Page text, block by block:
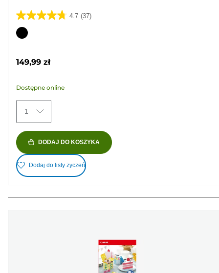
4.7 (37)
4.7
na
37
Wkład
149,99 zł
Dostępne online
1
DODAJ DO KOSZYKA
Dodaj do listy życzeń